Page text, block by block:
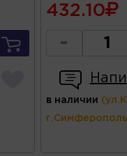
432.10
-
в наличии